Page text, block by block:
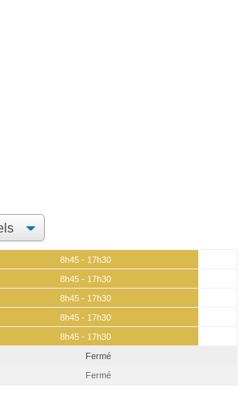
8h45 - 17h30
8h45 - 17h30
8h45 - 17h30
8h45 - 17h30
8h45 - 17h30
Fermé
Fermé